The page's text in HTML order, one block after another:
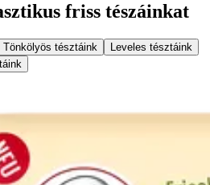
friss tészáinkat
Tönkölyös tésztáink
Leveles tésztáink